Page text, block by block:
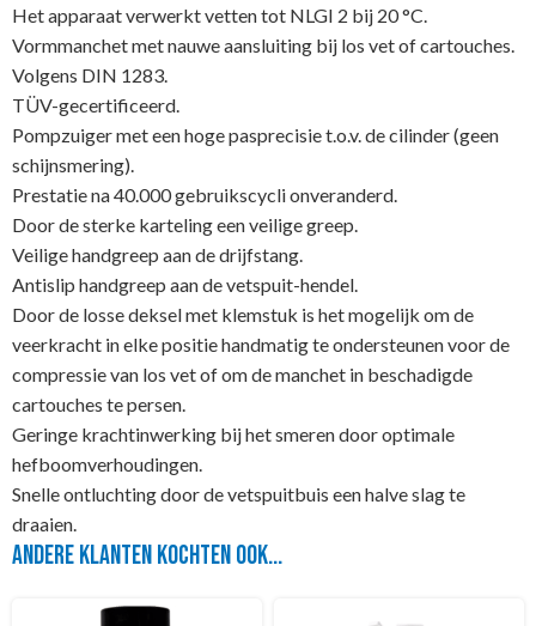
Het apparaat verwerkt vetten tot NLGI 2 bij 20 °C.
Vormmanchet met nauwe aansluiting bij los vet of cartouches.
Volgens DIN 1283.
TÜV-gecertificeerd.
Pompzuiger met een hoge pasprecisie t.o.v. de cilinder (geen
schijnsmering).
Prestatie na 40.000 gebruikscycli onveranderd.
Door de sterke karteling een veilige greep.
Veilige handgreep aan de drijfstang.
Antislip handgreep aan de vetspuit-hendel.
Door de losse deksel met klemstuk is het mogelijk om de
veerkracht in elke positie handmatig te ondersteunen voor de
compressie van los vet of om de manchet in beschadigde
cartouches te persen.
Geringe krachtinwerking bij het smeren door optimale
hefboomverhoudingen.
Snelle ontluchting door de vetspuitbuis een halve slag te
draaien.
Andere klanten kochten ook...